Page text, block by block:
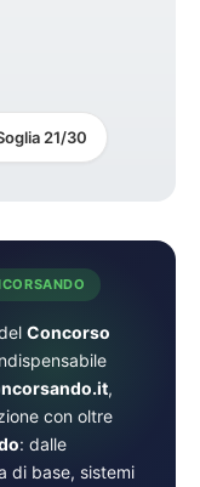
21/30
Concorso
,
con oltre
: dalle
di base, sistemi